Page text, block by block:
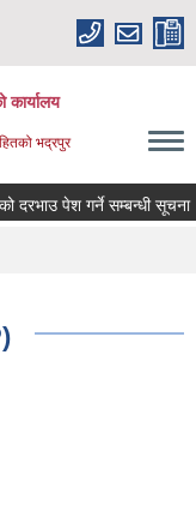
कार्यालय
भद्रपुर
दरभाउ पेश गर्ने सम्बन्धी सूचना